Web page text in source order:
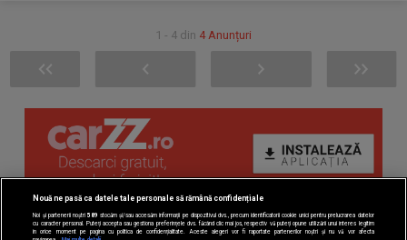
1 - 4 din 4 Anunțuri
Nouă ne pasă ca datele tale personale să rămână confidențiale
Noi și partenerii noștri 589 stocăm și/sau accesăm informații pe dispozitivul dvs., precum identificatorii cookie unici pentru prelucrarea datelor
cu caracter personal. Puteți accepta sau gestiona preferințele dvs. făcând clic mai jos, respectiv vă puteți opune utilizării unui interes legitim
în orice moment pe pagina cu politica de confidențialitate. Aceste alegeri vor fi raportate partenerilor noștri și nu vă vor afecta